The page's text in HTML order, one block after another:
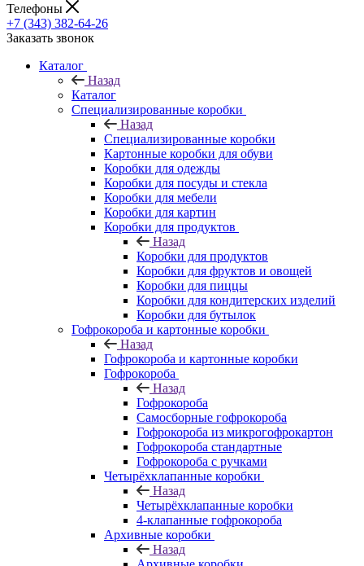
Телефоны
+7 (343) 382-64-26
Заказать звонок
Каталог
Назад
Каталог
Специализированные коробки
Назад
Специализированные коробки
Картонные коробки для обуви
Коробки для одежды
Коробки для посуды и стекла
Коробки для мебели
Коробки для картин
Коробки для продуктов
Назад
Коробки для продуктов
Коробки для фруктов и овощей
Коробки для пиццы
Коробки для кондитерских изделий
Коробки для бутылок
Гофрокороба и картонные коробки
Назад
Гофрокороба и картонные коробки
Гофрокороба
Назад
Гофрокороба
Самосборные гофрокороба
Гофрокороба из микрогофрокартон
Гофрокороба стандартные
Гофрокороба с ручками
Четырёхклапанные коробки
Назад
Четырёхклапанные коробки
4-клапанные гофрокороба
Архивные коробки
Назад